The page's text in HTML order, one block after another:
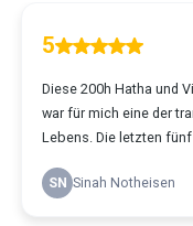
5
Diese 200h Hatha und
war für mich eine der
Lebens. Die letzten
SN Sinah Notheisen